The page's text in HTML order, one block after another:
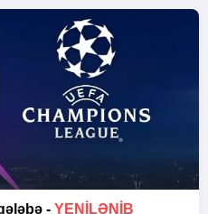
- YENİLƏNİB